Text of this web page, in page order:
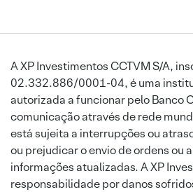
A XP Investimentos CCTVM S/A,
02.332.886/0001-04, é uma
autorizada a funcionar pelo Banco
comunicação através de rede
está sujeita a interrupções ou
ou prejudicar o envio de ordens ou
informações atualizadas. A XP
responsabilidade por danos